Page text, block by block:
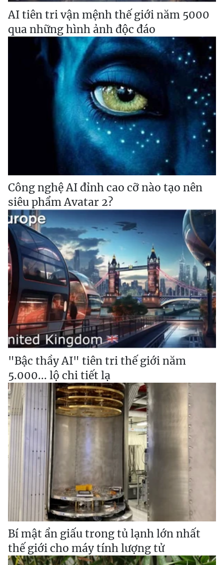
AI tiên tri vận mệnh thế giới năm 5000
qua những hình ảnh độc đáo
Công nghệ AI đỉnh cao cỡ nào tạo nên
siêu phẩm Avatar 2?
"Bậc thầy AI" tiên tri thế giới năm
5.000... lộ chi tiết lạ
Bí mật ẩn giấu trong tủ lạnh lớn nhất
thế giới cho máy tính lượng tử